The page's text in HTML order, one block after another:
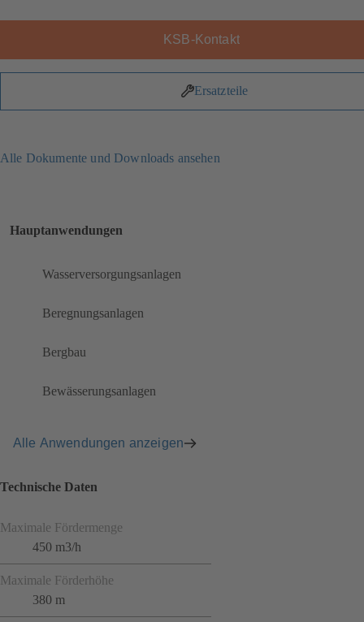
KSB-Kontakt
Ersatzteile
Alle Dokumente und Downloads ansehen
Hauptanwendungen
Wasserversorgungsanlagen
Beregnungsanlagen
Bergbau
Bewässerungsanlagen
Alle Anwendungen anzeigen
Technische Daten
Maximale Fördermenge
450 m3/h
Maximale Förderhöhe
380 m